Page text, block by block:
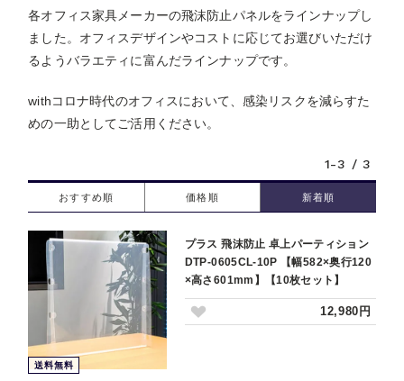
各オフィス家具メーカーの飛沫防止パネルをラインナップし
ました。オフィスデザインやコストに応じてお選びいただけ
るようバラエティに富んだラインナップです。
withコロナ時代のオフィスにおいて、感染リスクを減らすた
めの一助としてご活用ください。
1-3 / 3
おすすめ順 価格順 新着順
送料無料
プラス 飛沫防止 卓上パーティション
DTP-0605CL-10P 【幅582×奥行120
×高さ601mm】【10枚セット】
12,980円